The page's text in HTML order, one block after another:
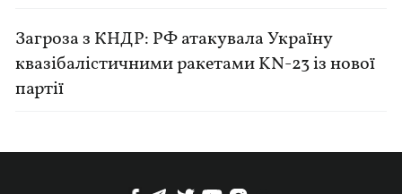
Загроза з КНДР: РФ атакувала Україну
квазібалістичними ракетами KN-23 із нової
партії